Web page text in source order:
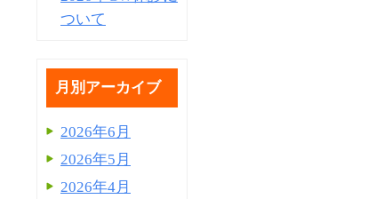
ついて
月別アーカイブ
2026年6月
2026年5月
2026年4月